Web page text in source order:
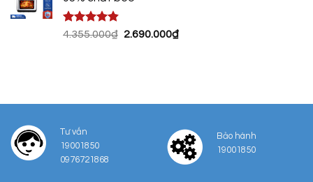
Được xếp
4.355.000₫ Giá
2.690.000₫Giá
Tư vấn
19001850
0976721868
Bảo hành
19001850